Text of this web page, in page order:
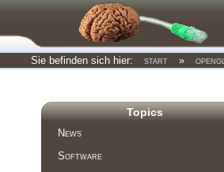
Sie befinden sich hier:
start »
Topics
News
Software